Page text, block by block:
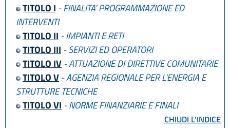
L.R. 20 maggio 2021, n. 4
L.R. 27 dicembre 2022, n. 23
L.R. 28 dicembre 2023, n. 17
L.R. 14 giugno 2024, n. 7
TITOLO I - FINALITA' PROGRAMMAZIONE ED
INTERVENTI
TITOLO II - IMPIANTI E RETI
TITOLO III - SERVIZI ED OPERATORI
TITOLO IV- ATTUAZIONE DI DIRETTIVE COMUNITARIE
TITOLO V- AGENZIA REGIONALE PER L'ENERGIA E
STRUTTURE TECNICHE
TITOLO VI - NORME FINANZIARIE E FINALI
CHIUDI L'INDICE